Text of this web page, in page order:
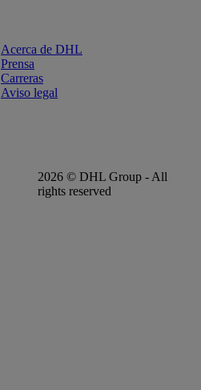
Acerca de DHL
Prensa
Carreras
Aviso legal
2026 © DHL Group - All
rights reserved